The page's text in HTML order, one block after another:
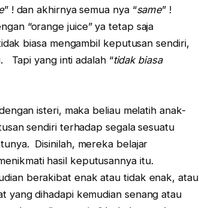
” ! dan akhirnya semua nya “same” !
“orange juice” ya tetap saja
biasa mengambil keputusan sendiri,
Tapi yang inti adalah “tidak biasa
isteri, maka beliau melatih anak-
sendiri terhadap segala sesuatu
Disinilah, mereka belajar
hasil keputusannya itu.
berakibat enak atau tidak enak, atau
yang dihadapi kemudian senang atau